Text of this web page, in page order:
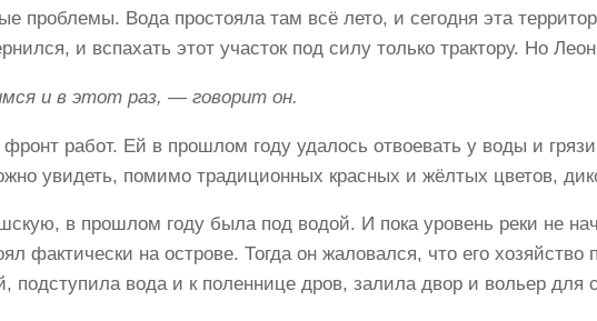
проблемы. Вода простояла там всё лето, и сегодня эта
и вспахать этот участок под силу только трактору. Но
и в этот раз,­ — говорит он.
работ. Ей в прошлом году удалось отвоевать у воды и
увидеть, помимо традиционных красных и жёлтых цветов,
в прошлом году была под водой. И пока уровень реки не
фактически на острове. Тогда он жаловался, что его
подступила вода и к поленнице дров, залила двор и вольер